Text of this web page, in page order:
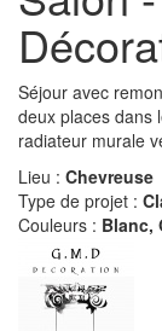
Séjour avec
deux places dans
radiateur murale
Lieu : Chevreuse
Type de projet :
Couleurs : Blanc,